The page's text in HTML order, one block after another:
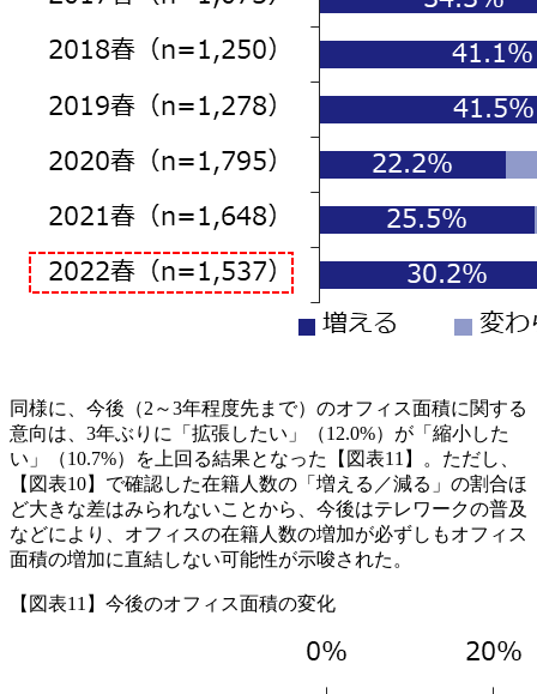
同様に、今後（2～3年程度先まで）のオフィス面積に関する
意向は、3年ぶりに「拡張したい」（12.0%）が「縮小した
い」（10.7%）を上回る結果となった【図表11】。ただし、
【図表10】で確認した在籍人数の「増える／減る」の割合ほ
ど大きな差はみられないことから、今後はテレワークの普及
などにより、オフィスの在籍人数の増加が必ずしもオフィス
面積の増加に直結しない可能性が示唆された。
【図表11】今後のオフィス面積の変化